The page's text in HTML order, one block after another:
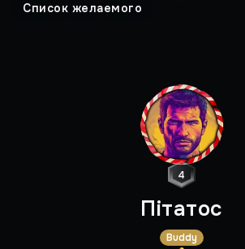
Список желаемого
4
Пiтатос
Buddy